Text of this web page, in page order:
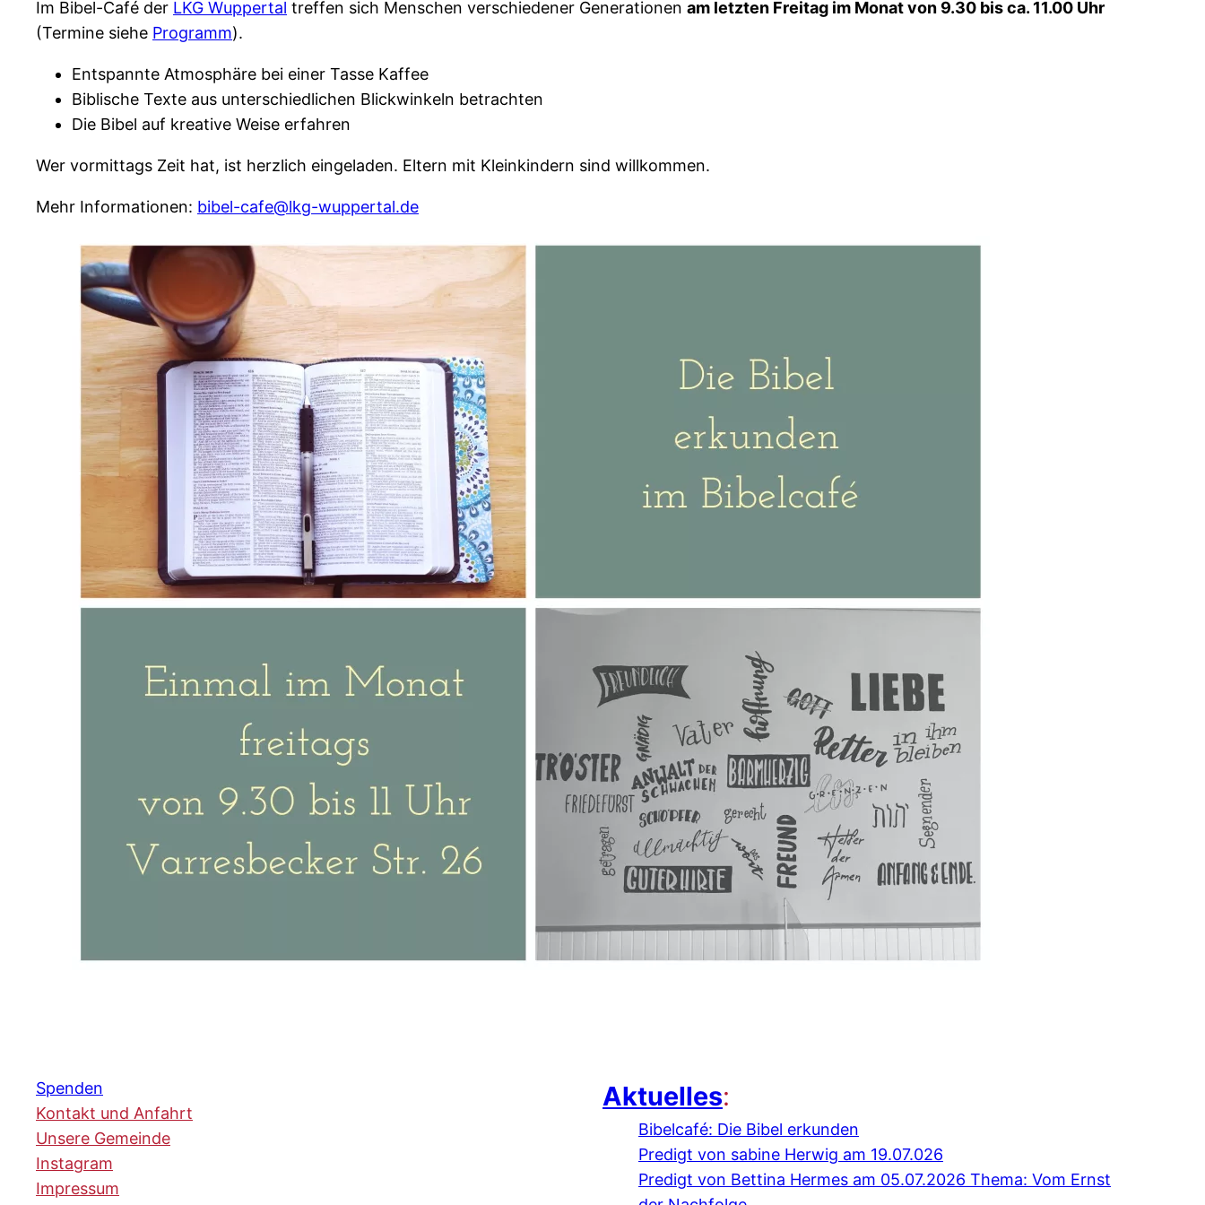
Im Bibel-Café der LKG Wuppertal treffen sich Menschen verschiedener Generationen am letzten Freitag im Monat von 9.30 bis ca. 11.00 Uhr
(Termine siehe Programm).
Entspannte Atmosphäre bei einer Tasse Kaffee
Biblische Texte aus unterschiedlichen Blickwinkeln betrachten
Die Bibel auf kreative Weise erfahren
Wer vormittags Zeit hat, ist herzlich eingeladen. Eltern mit Kleinkindern sind willkommen.
Mehr Informationen: bibel-cafe@lkg-wuppertal.de
Spenden
Kontakt und Anfahrt
Unsere Gemeinde
Instagram
Impressum
Aktuelles:
Bibelcafé: Die Bibel erkunden
Predigt von sabine Herwig am 19.07.026
Predigt von Bettina Hermes am 05.07.2026 Thema: Vom Ernst